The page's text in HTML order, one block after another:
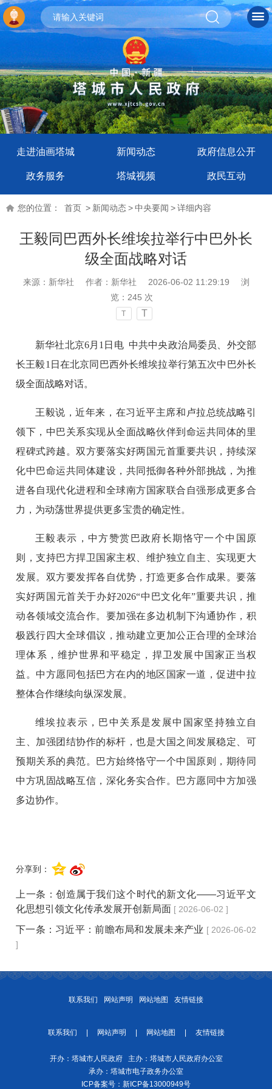
走进油画塔城 新闻动态 政府信息公开
政务服务 塔城视频 政民互动
您的位置： 首页 > 新闻动态>中央要闻 >详细内容
王毅同巴西外长维埃拉举行中巴外长
级全面战略对话
来源：新华社 作者：新华社 2026-06-02 11:29:19
浏
览： 245 次
T T
新华社北京6月1日电 中共中央政治局委员、外交部
长王毅1日在北京同巴西外长维埃拉举行第五次中巴外长
级全面战略对话。
王毅说，近年来，在习近平主席和卢拉总统战略引
领下，中巴关系实现从全面战略伙伴到命运共同体的里
程碑式跨越。双方要落实好两国元首重要共识，持续深
化中巴命运共同体建设，共同抵御各种外部挑战，为推
进各自现代化进程和全球南方国家联合自强形成更多合
力，为动荡世界提供更多宝贵的确定性。
王毅表示，中方赞赏巴政府长期恪守一个中国原
则，支持巴方捍卫国家主权、维护独立自主、实现更大
发展。双方要发挥各自优势，打造更多合作成果。要落
实好两国元首关于办好2026“中巴文化年”重要共识，推
动各领域交流合作。要加强在多边机制下沟通协作，积
极践行四大全球倡议，推动建立更加公正合理的全球治
理体系，维护世界和平稳定，捍卫发展中国家正当权
益。中方愿同包括巴方在内的地区国家一道，促进中拉
整体合作继续向纵深发展。
维埃拉表示，巴中关系是发展中国家坚持独立自
主、加强团结协作的标杆，也是大国之间发展稳定、可
预期关系的典范。巴方始终恪守一个中国原则，期待同
中方巩固战略互信，深化务实合作。巴方愿同中方加强
多边协作。
分享到：
上一条：创造属于我们这个时代的新文化——习近平文
化思想引领文化传承发展开创新局面 [ 2026-06-02 ]
下一条： 习近平：前瞻布局和发展未来产业 [ 2026-06-02
]
联系我们 网站声明 网站地图 友情链接
联系我们 | 网站声明 | 网站地图 | 友情链接
开办：塔城市人民政府 主办：塔城市人民政府办公室
承办：塔城市电子政务办公室
ICP备案号： 新ICP备13000949号